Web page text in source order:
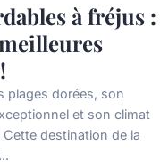
à fréjus :
plages dorées, son
et son climat
destination de la